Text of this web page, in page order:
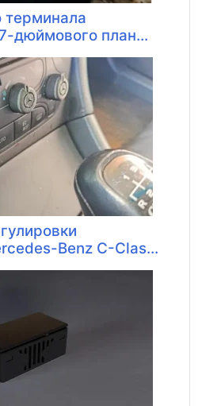
терминала
дюймового план...
Benz C-Clas...